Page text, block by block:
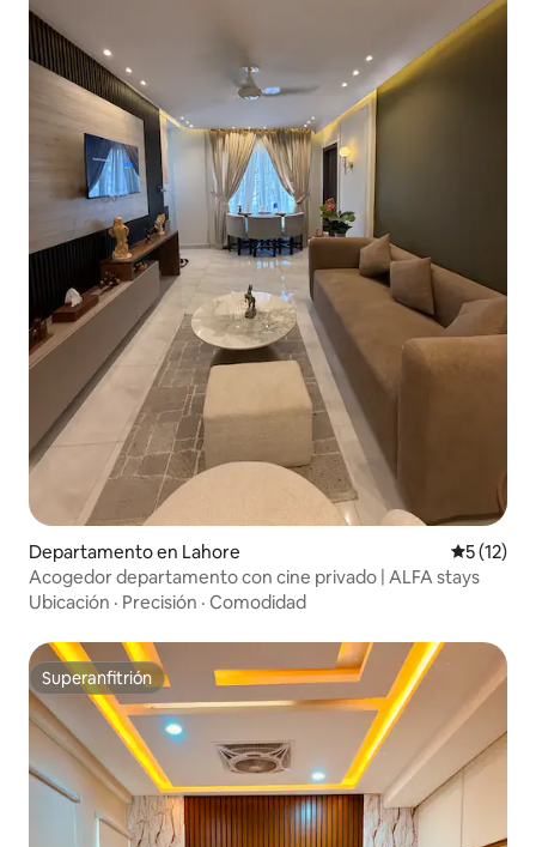
Departamento en Lahore
5 (12)
Acogedor departamento con cine privado | ALFA stays
Ubicación · Precisión · Comodidad
Superanfitrión
Superanfitrión